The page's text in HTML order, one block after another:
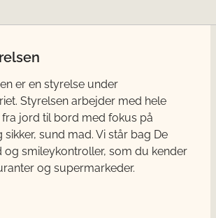
er en styrelse under
Styrelsen arbejder med hele
jord til bord med fokus på
sund mad. Vi står bag De
og smileykontroller, som du kender
og supermarkeder.